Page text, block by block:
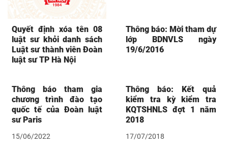
Quyết định xóa tên 08
luật sư khỏi danh sách
Luật sư thành viên Đoàn
luật sư TP Hà Nội
Thông báo: Mời tham dự
lớp BDNVLS ngày
19/6/2016
Thông báo tham gia
chương trình đào tạo
quốc tế của Đoàn luật
sư Paris
15/06/2022
Thông báo: Kết quả
kiểm tra kỳ kiểm tra
KQTSHNLS đợt 1 năm
2018
17/07/2018